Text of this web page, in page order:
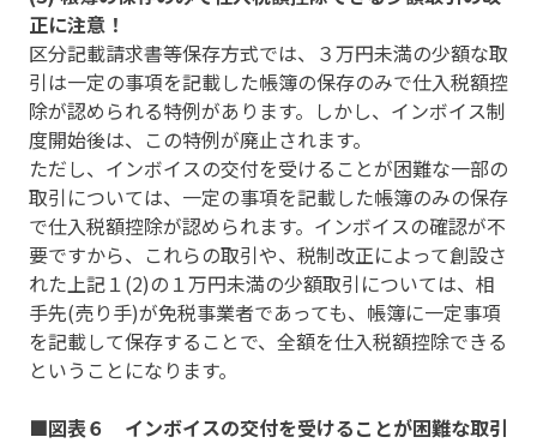
正に注意！
区分記載請求書等保存方式では、３万円未満の少額な取
引は一定の事項を記載した帳簿の保存のみで仕入税額控
除が認められる特例があります。しかし、インボイス制
度開始後は、この特例が廃止されます。
ただし、インボイスの交付を受けることが困難な一部の
取引については、一定の事項を記載した帳簿のみの保存
で仕入税額控除が認められます。インボイスの確認が不
要ですから、これらの取引や、税制改正によって創設さ
れた上記１(2)の１万円未満の少額取引については、相
手先(売り手)が免税事業者であっても、帳簿に一定事項
を記載して保存することで、全額を仕入税額控除できる
ということになります。
■図表６ インボイスの交付を受けることが困難な取引